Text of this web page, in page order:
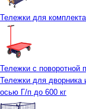
Тележки для
Тележки с поворотной
Тележки для дворника
осью Г/п до 600 кг